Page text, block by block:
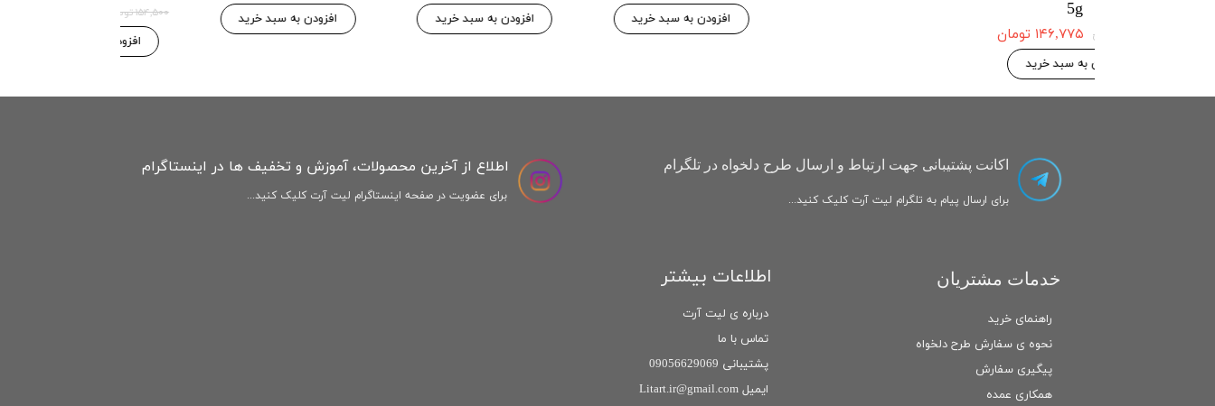
افزودن به سبد خرید افزودن به سبد خرید افزودن به سبد خرید
۱۵۴,۵۰۰ تومان ۱۴۶,۷۷۵ تومان
افزودن به سبد خرید
راهنمای خرید
نحوه ی سفارش طرح دلخواه
پیگیری سفارش
همکاری عمده
خدمات مشتریان
اکانت پشتیبانی جهت ارتباط و ارسال طرح دلخواه در تلگرام
برای ارسال پیام به تلگرام لیت آرت کلیک کنید...
اطلاعات بیشتر
درباره ی لیت آرت
تماس با ما
پشتیبانی 09056629069
ایمیل Litart.ir@gmail.com
اطلاع از آخرین محصولات، آموزش و تخفیف ها در اینستاگرام
برای عضویت در صفحه اینستاگرام لیت آرت کلیک کنید...